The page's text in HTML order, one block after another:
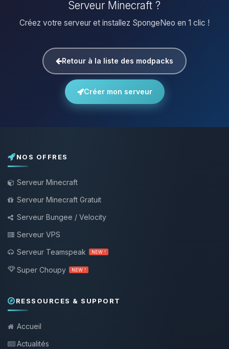
Serveur Minecraft ?
Créez votre serveur et installez SpongeNeo en 1 clic !
Retour à la liste des modpacks
Créer mon serveur
NOS OFFRES
Serveur Minecraft
Serveur Minecraft Gratuit
Serveur Bungee / Velocity
Serveur VPS
Serveur Teamspeak
NEW !
Super Choupy NEW !
RESSOURCES & SUPPORT
Accueil
Actualités